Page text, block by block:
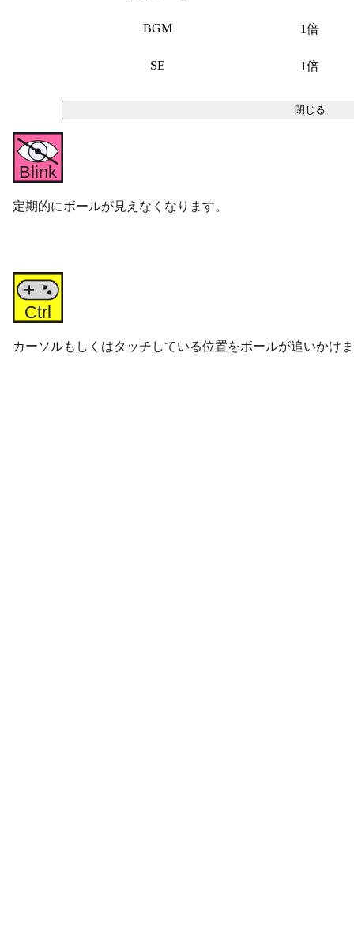
BGM 1倍
SE 1倍
閉じる
定期的にボールが見えなくなります。
カーソルもしくはタッチしている位置をボールが追いかけ